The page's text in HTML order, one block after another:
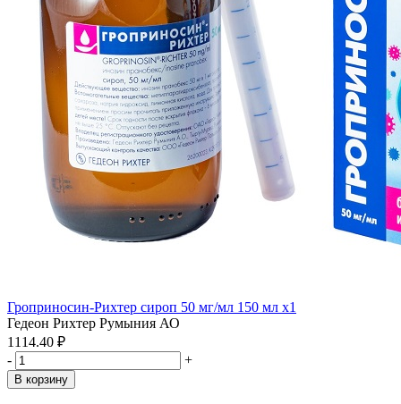
Гроприносин-Рихтер сироп 50 мг/мл 150 мл x1
Гедеон Рихтер Румыния АО
1114.40 ₽
-
+
В корзину